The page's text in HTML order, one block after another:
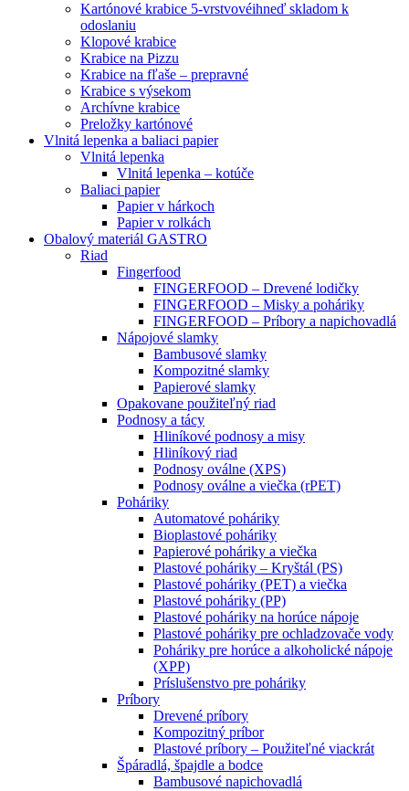
Kartónové krabice 5-vrstvovéihneď skladom k
odoslaniu
Klopové krabice
Krabice na Pizzu
Krabice na fľaše – prepravné
Krabice s výsekom
Archívne krabice
Preložky kartónové
Vlnitá lepenka a baliaci papier
Vlnitá lepenka
Vlnitá lepenka – kotúče
Baliaci papier
Papier v hárkoch
Papier v rolkách
Obalový materiál GASTRO
Riad
Fingerfood
FINGERFOOD – Drevené lodičky
FINGERFOOD – Misky a poháriky
FINGERFOOD – Príbory a napichovadlá
Nápojové slamky
Bambusové slamky
Kompozitné slamky
Papierové slamky
Opakovane použiteľný riad
Podnosy a tácy
Hliníkové podnosy a misy
Hliníkový riad
Podnosy oválne (XPS)
Podnosy oválne a viečka (rPET)
Poháriky
Automatové poháriky
Bioplastové poháriky
Papierové poháriky a viečka
Plastové poháriky – Kryštál (PS)
Plastové poháriky (PET) a viečka
Plastové poháriky (PP)
Plastové poháriky na horúce nápoje
Plastové poháriky pre ochladzovače vody
Poháriky pre horúce a alkoholické nápoje
(XPP)
Príslušenstvo pre poháriky
Príbory
Drevené príbory
Kompozitný príbor
Plastové príbory – Použiteľné viackrát
Špáradlá, špajdle a bodce
Bambusové napichovadlá